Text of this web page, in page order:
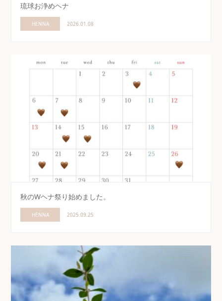
琉球お浄めヘナ
HENNA 2026.01.08
秋のWヘナ祭り始めました。
HENNA 2025.09.25